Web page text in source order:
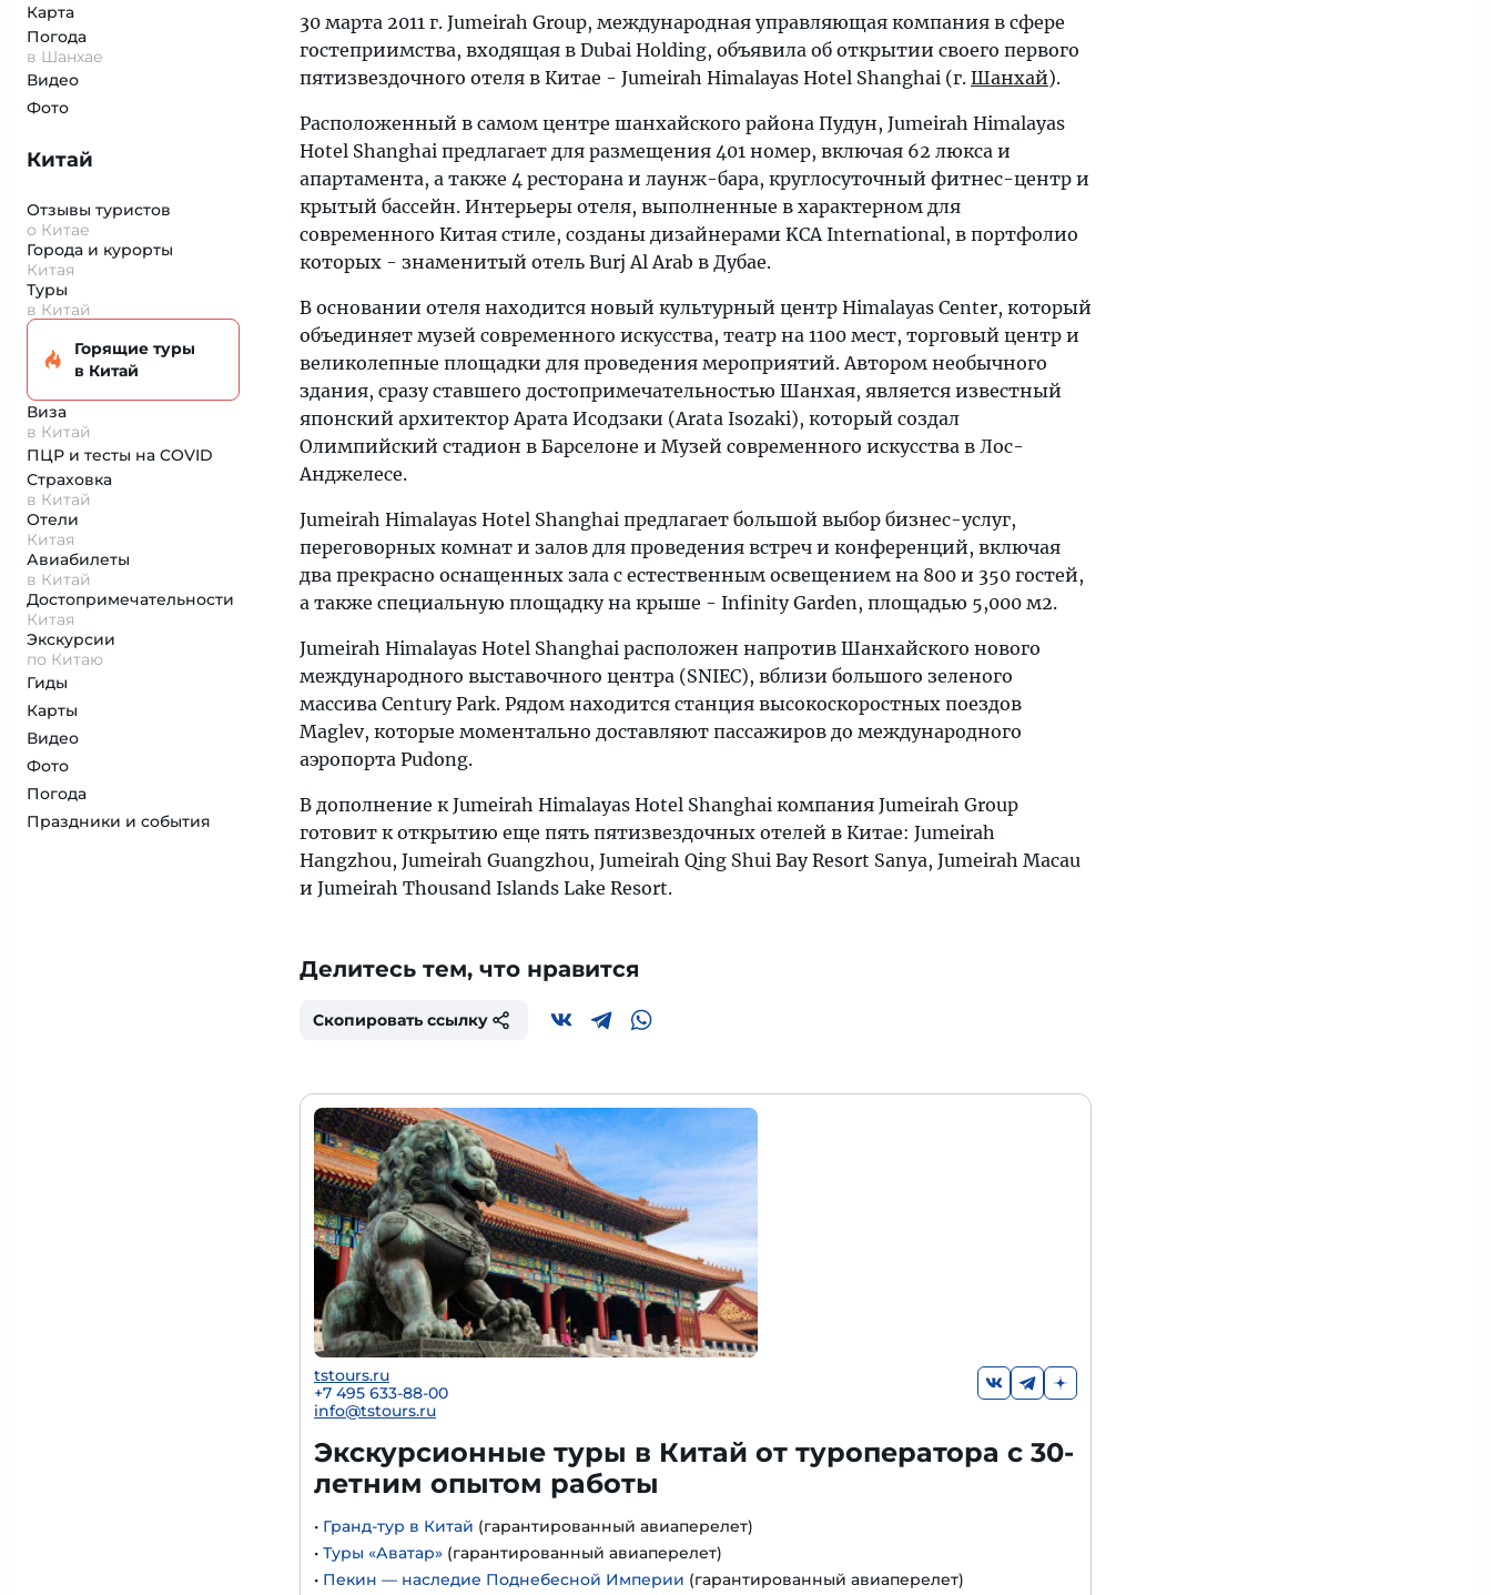
Карта
Погода
в Шанхае
Видео
Фото
Китай
Отзывы туристов
о Китае
Города и курорты
Китая
Туры
в Китай
Горящие туры
в Китай
Виза
в Китай
ПЦР и тесты на COVID
Страховка
в Китай
Отели
Китая
Авиабилеты
в Китай
Достопримеча­тельности
Китая
Экскурсии
по Китаю
Гиды
Карты
Видео
Фото
Погода
Праздники и события
30 марта 2011 г. Jumeirah Group, международная управляющая компания в сфере
гостеприимства, входящая в Dubai Holding, объявила об открытии своего первого
пятизвездочного отеля в Китае - Jumeirah Himalayas Hotel Shanghai (г. Шанхай).
Расположенный в самом центре шанхайского района Пудун, Jumeirah Himalayas
Hotel Shanghai предлагает для размещения 401 номер, включая 62 люкса и
апартамента, а также 4 ресторана и лаунж-бара, круглосуточный фитнес-центр и
крытый бассейн. Интерьеры отеля, выполненные в характерном для
современного Китая стиле, созданы дизайнерами KCA International, в портфолио
которых - знаменитый отель Burj Al Arab в Дубае.
В основании отеля находится новый культурный центр Himalayas Center, который
объединяет музей современного искусства, театр на 1100 мест, торговый центр и
великолепные площадки для проведения мероприятий. Автором необычного
здания, сразу ставшего достопримечательностью Шанхая, является известный
японский архитектор Арата Исодзаки (Arata Isozaki), который создал
Олимпийский стадион в Барселоне и Музей современного искусства в Лос-
Анджелесе.
Jumeirah Himalayas Hotel Shanghai предлагает большой выбор бизнес-услуг,
переговорных комнат и залов для проведения встреч и конференций, включая
два прекрасно оснащенных зала с естественным освещением на 800 и 350 гостей,
а также специальную площадку на крыше - Infinity Garden, площадью 5,000 м2.
Jumeirah Himalayas Hotel Shanghai расположен напротив Шанхайского нового
международного выставочного центра (SNIEC), вблизи большого зеленого
массива Century Park. Рядом находится станция высокоскоростных поездов
Maglev, которые моментально доставляют пассажиров до международного
аэропорта Pudong.
В дополнение к Jumeirah Himalayas Hotel Shanghai компания Jumeirah Group
готовит к открытию еще пять пятизвездочных отелей в Китае: Jumeirah
Hangzhou, Jumeirah Guangzhou, Jumeirah Qing Shui Bay Resort Sanya, Jumeirah Macau
и Jumeirah Thousand Islands Lake Resort.
Делитесь тем, что нравится
Скопировать ссылку
tstours.ru
+7 495 633-88-00
info@tstours.ru
Экскурсионные туры в Китай от туроператора с 30-
летним опытом работы
• Гранд-тур в Китай (гарантированный авиаперелет)
• Туры «Аватар» (гарантированный авиаперелет)
• Пекин — наследие Поднебесной Империи (гарантированный авиаперелет)